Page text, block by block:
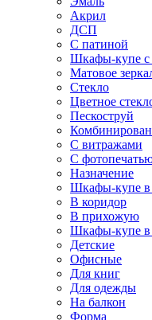
Акрил
ДСП
С патиной
Шкафы-купе с
Матовое
Стекло
Цветное
Пескоструй
С витражами
С
Назначение
Шкафы-купе в
В коридор
В прихожую
Шкафы-купе в
Детские
Офисные
Для книг
Для одежды
На балкон
Форма